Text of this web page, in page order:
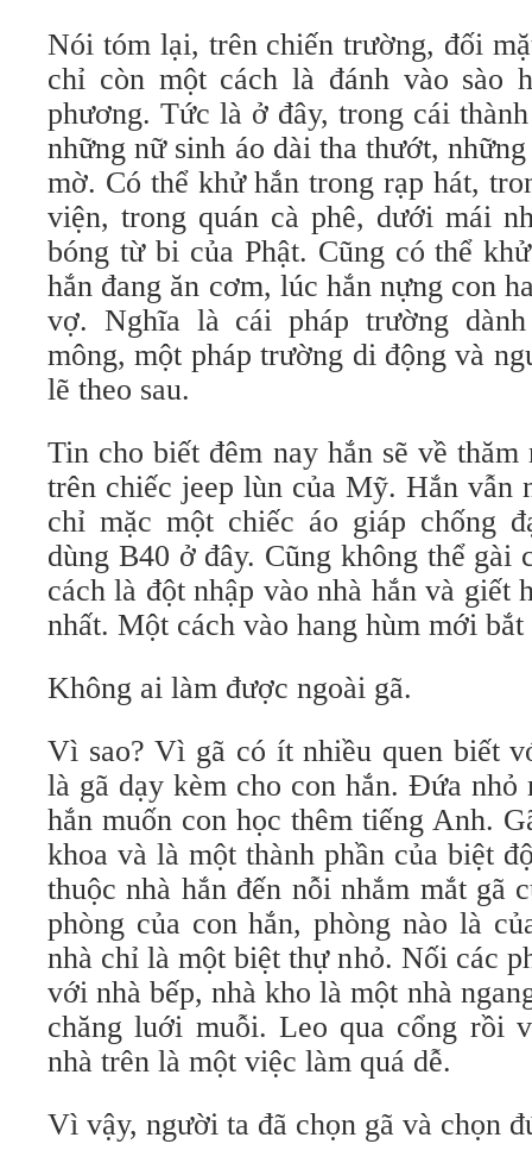
Nói tóm lại, trên chiến trường, đối
chỉ còn một cách là đánh vào sào
phương. Tức là ở đây, trong cái
những nữ sinh áo dài tha thướt,
mờ. Có thể khử hắn trong rạp hát,
viện, trong quán cà phê, dưới mái
bóng từ bi của Phật. Cũng có thể
hắn đang ăn cơm, lúc hắn nựng con
vợ. Nghĩa là cái pháp trường
mông, một pháp trường di động và
lẽ theo sau.
Tin cho biết đêm nay hắn sẽ về
trên chiếc jeep lùn của Mỹ. Hắn vẫn
chỉ mặc một chiếc áo giáp chống
dùng B40 ở đây. Cũng không thể gài
cách là đột nhập vào nhà hắn và giết
nhất. Một cách vào hang hùm mới
Không ai làm được ngoài gã.
Vì sao? Vì gã có ít nhiều quen biết
là gã dạy kèm cho con hắn. Đứa
hắn muốn con học thêm tiếng Anh.
khoa và là một thành phần của biệt
thuộc nhà hắn đến nỗi nhắm mắt gã
phòng của con hắn, phòng nào là
nhà chỉ là một biệt thự nhỏ. Nối các
với nhà bếp, nhà kho là một nhà
chăng luới muỗi. Leo qua cổng rồi
nhà trên là một việc làm quá dễ.
Vì vậy, người ta đã chọn gã và chọn